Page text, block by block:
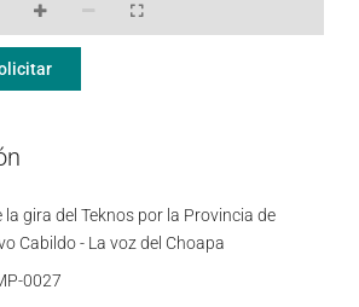
la gira del Teknos por la Provincia de
Cabildo - La voz del Choapa
0027